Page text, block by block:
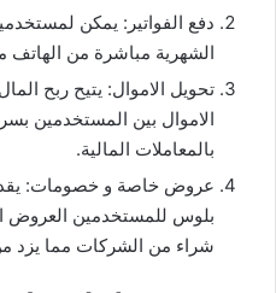
دفع الفواتير: يمكن
الشهرية مباشرة من الهاتف
تحويل الاموال: يتيح ربح
الاموال بين المستخدمين
بالمعاملات المالية.
عروض خاصة و خصومات:
بلوس للمستخدمين العروض
شراء من الشركات مما يزد